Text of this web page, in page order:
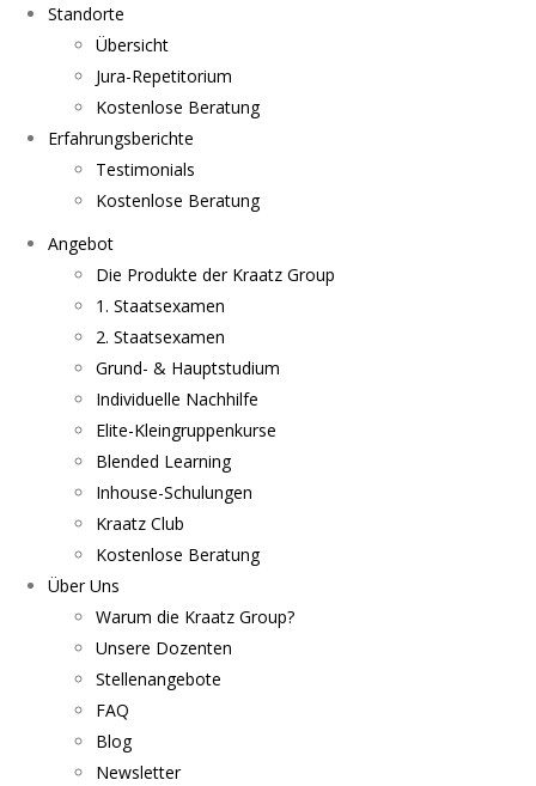
Standorte
Übersicht
Jura-Repetitorium
Kostenlose Beratung
Erfahrungsberichte
Testimonials
Kostenlose Beratung
Angebot
Die Produkte der Kraatz Group
1. Staatsexamen
2. Staatsexamen
Grund- & Hauptstudium
Individuelle Nachhilfe
Elite-Kleingruppenkurse
Blended Learning
Inhouse-Schulungen
Kraatz Club
Kostenlose Beratung
Über Uns
Warum die Kraatz Group?
Unsere Dozenten
Stellenangebote
FAQ
Blog
Newsletter